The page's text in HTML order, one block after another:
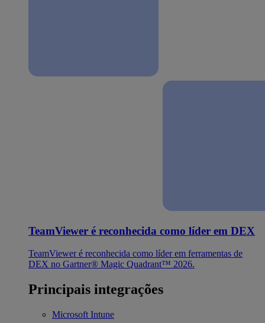
TeamViewer é reconhecida como líder em DEX
TeamViewer é reconhecida como líder em ferramentas de
DEX no Gartner® Magic Quadrant™ 2026.
Principais integrações
Microsoft Intune